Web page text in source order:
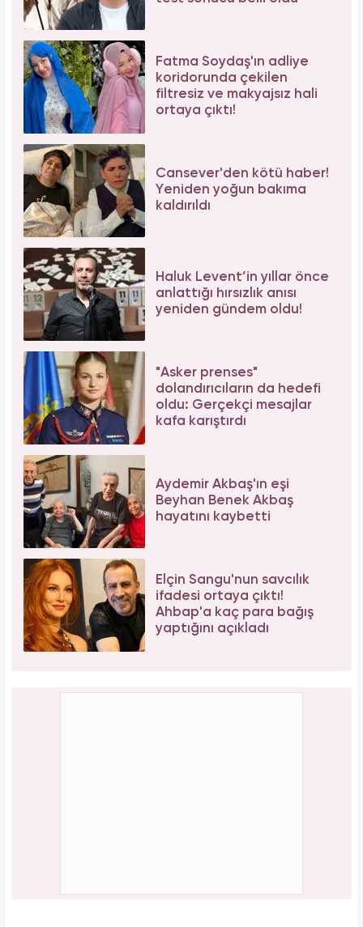
Fatma Soydaş'ın adliye
koridorunda çekilen
filtresiz ve makyajsız hali
ortaya çıktı!
Cansever'den kötü haber!
Yeniden yoğun bakıma
kaldırıldı
Haluk Levent’in yıllar önce
anlattığı hırsızlık anısı
yeniden gündem oldu!
"Asker prenses"
dolandırıcıların da hedefi
oldu: Gerçekçi mesajlar
kafa karıştırdı
Aydemir Akbaş'ın eşi
Beyhan Benek Akbaş
hayatını kaybetti
Elçin Sangu'nun savcılık
ifadesi ortaya çıktı!
Ahbap'a kaç para bağış
yaptığını açıkladı